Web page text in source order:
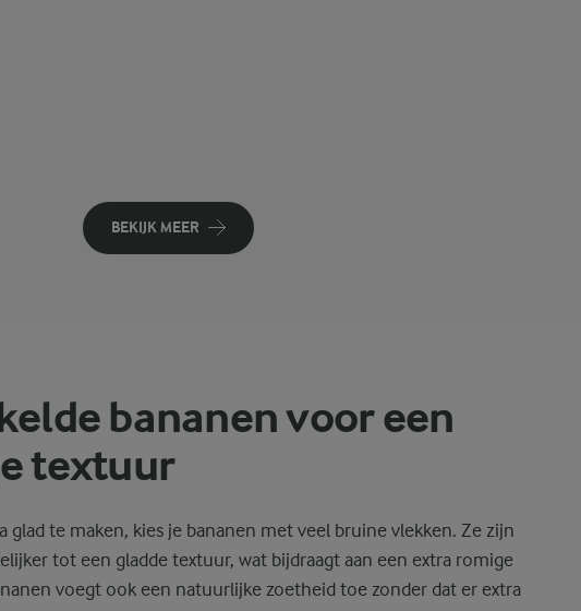
BEKIJK MEER
bananen voor een
textuur
glad te maken, kies je bananen met veel bruine vlekken. Ze zijn
tot een gladde textuur, wat bijdraagt aan een extra romige
voegt ook een natuurlijke zoetheid toe zonder dat er extra